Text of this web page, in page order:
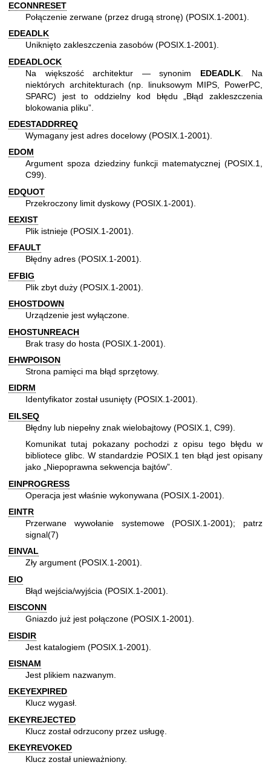
ECONNRESET
Połączenie zerwane (przez drugą stronę) (POSIX.1-2001).
EDEADLK
Uniknięto zakleszczenia zasobów (POSIX.1-2001).
EDEADLOCK
Na większość architektur — synonim EDEADLK. Na
niektórych architekturach (np. linuksowym MIPS, PowerPC,
SPARC) jest to oddzielny kod błędu „Błąd zakleszczenia
blokowania pliku”.
EDESTADDRREQ
Wymagany jest adres docelowy (POSIX.1-2001).
EDOM
Argument spoza dziedziny funkcji matematycznej (POSIX.1,
C99).
EDQUOT
Przekroczony limit dyskowy (POSIX.1-2001).
EEXIST
Plik istnieje (POSIX.1-2001).
EFAULT
Błędny adres (POSIX.1-2001).
EFBIG
Plik zbyt duży (POSIX.1-2001).
EHOSTDOWN
Urządzenie jest wyłączone.
EHOSTUNREACH
Brak trasy do hosta (POSIX.1-2001).
EHWPOISON
Strona pamięci ma błąd sprzętowy.
EIDRM
Identyfikator został usunięty (POSIX.1-2001).
EILSEQ
Błędny lub niepełny znak wielobajtowy (POSIX.1, C99).
Komunikat tutaj pokazany pochodzi z opisu tego błędu w
bibliotece glibc. W standardzie POSIX.1 ten błąd jest opisany
jako „Niepoprawna sekwencja bajtów”.
EINPROGRESS
Operacja jest właśnie wykonywana (POSIX.1-2001).
EINTR
Przerwane wywołanie systemowe (POSIX.1-2001); patrz
signal(7)
EINVAL
Zły argument (POSIX.1-2001).
EIO
Błąd wejścia/wyjścia (POSIX.1-2001).
EISCONN
Gniazdo już jest połączone (POSIX.1-2001).
EISDIR
Jest katalogiem (POSIX.1-2001).
EISNAM
Jest plikiem nazwanym.
EKEYEXPIRED
Klucz wygasł.
EKEYREJECTED
Klucz został odrzucony przez usługę.
EKEYREVOKED
Klucz został unieważniony.